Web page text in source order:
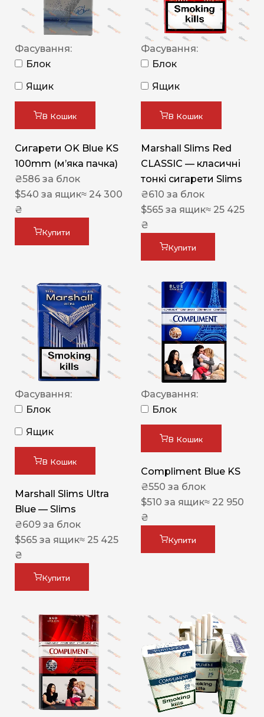
Фасування:
Блок
Ящик
В Кошик
Сигарети OK Blue KS
100mm (м’яка пачка)
₴586 за блок
$540 за ящик≈ 24 300
₴
Купити
Фасування:
Блок
Ящик
В Кошик
Marshall Slims Red
CLASSIC — класичні
тонкі сигарети Slims
₴610 за блок
$565 за ящик≈ 25 425
₴
Купити
Фасування:
Блок
Ящик
В Кошик
Marshall Slims Ultra
Blue — Slims
₴609 за блок
$565 за ящик≈ 25 425
₴
Купити
Фасування:
Блок
В Кошик
Compliment Blue KS
₴550 за блок
$510 за ящик≈ 22 950
₴
Купити